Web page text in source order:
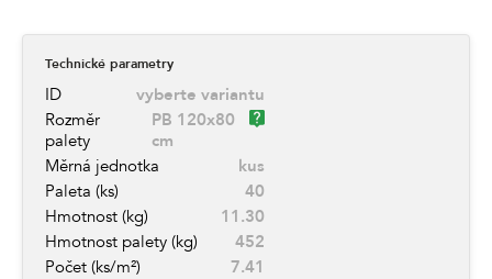
Technické parametry
ID
vyberte variantu
Rozměr
palety
PB 120x80
cm
Měrná jednotka
kus
Paleta (ks)
40
Hmotnost (kg)
11.30
Hmotnost palety (kg)
452
Počet (ks/m²)
7.41